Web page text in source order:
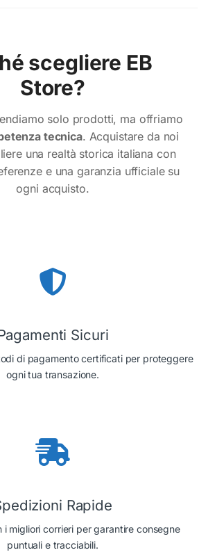
scegliere EB
Store?
solo prodotti, ma offriamo
tecnica. Acquistare da noi
una realtà storica italiana con
e una garanzia ufficiale su
ogni acquisto.
Sicuri
di pagamento certificati per proteggere
ogni tua transazione.
Rapide
i migliori corrieri per garantire consegne
puntuali e tracciabili.